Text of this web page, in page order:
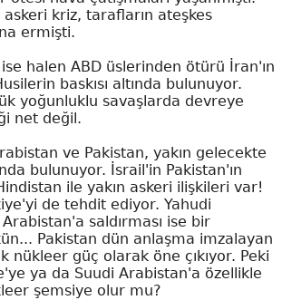
kriz, tarafların ateşkes
ermişti.
halen ABD üslerinden ötürü İran'ın
baskısı altında bulunuyor.
yoğunluklu savaşlarda devreye
net değil.
ve Pakistan, yakın gelecekte
bulunuyor. İsrail'in Pakistan'ın
ile yakın askeri ilişkileri var!
de tehdit ediyor. Yahudi
saldırması ise bir
Pakistan dün anlaşma imzalayan
nükleer güç olarak öne çıkıyor. Peki
ya da Suudi Arabistan'a özellikle
şemsiye olur mu?